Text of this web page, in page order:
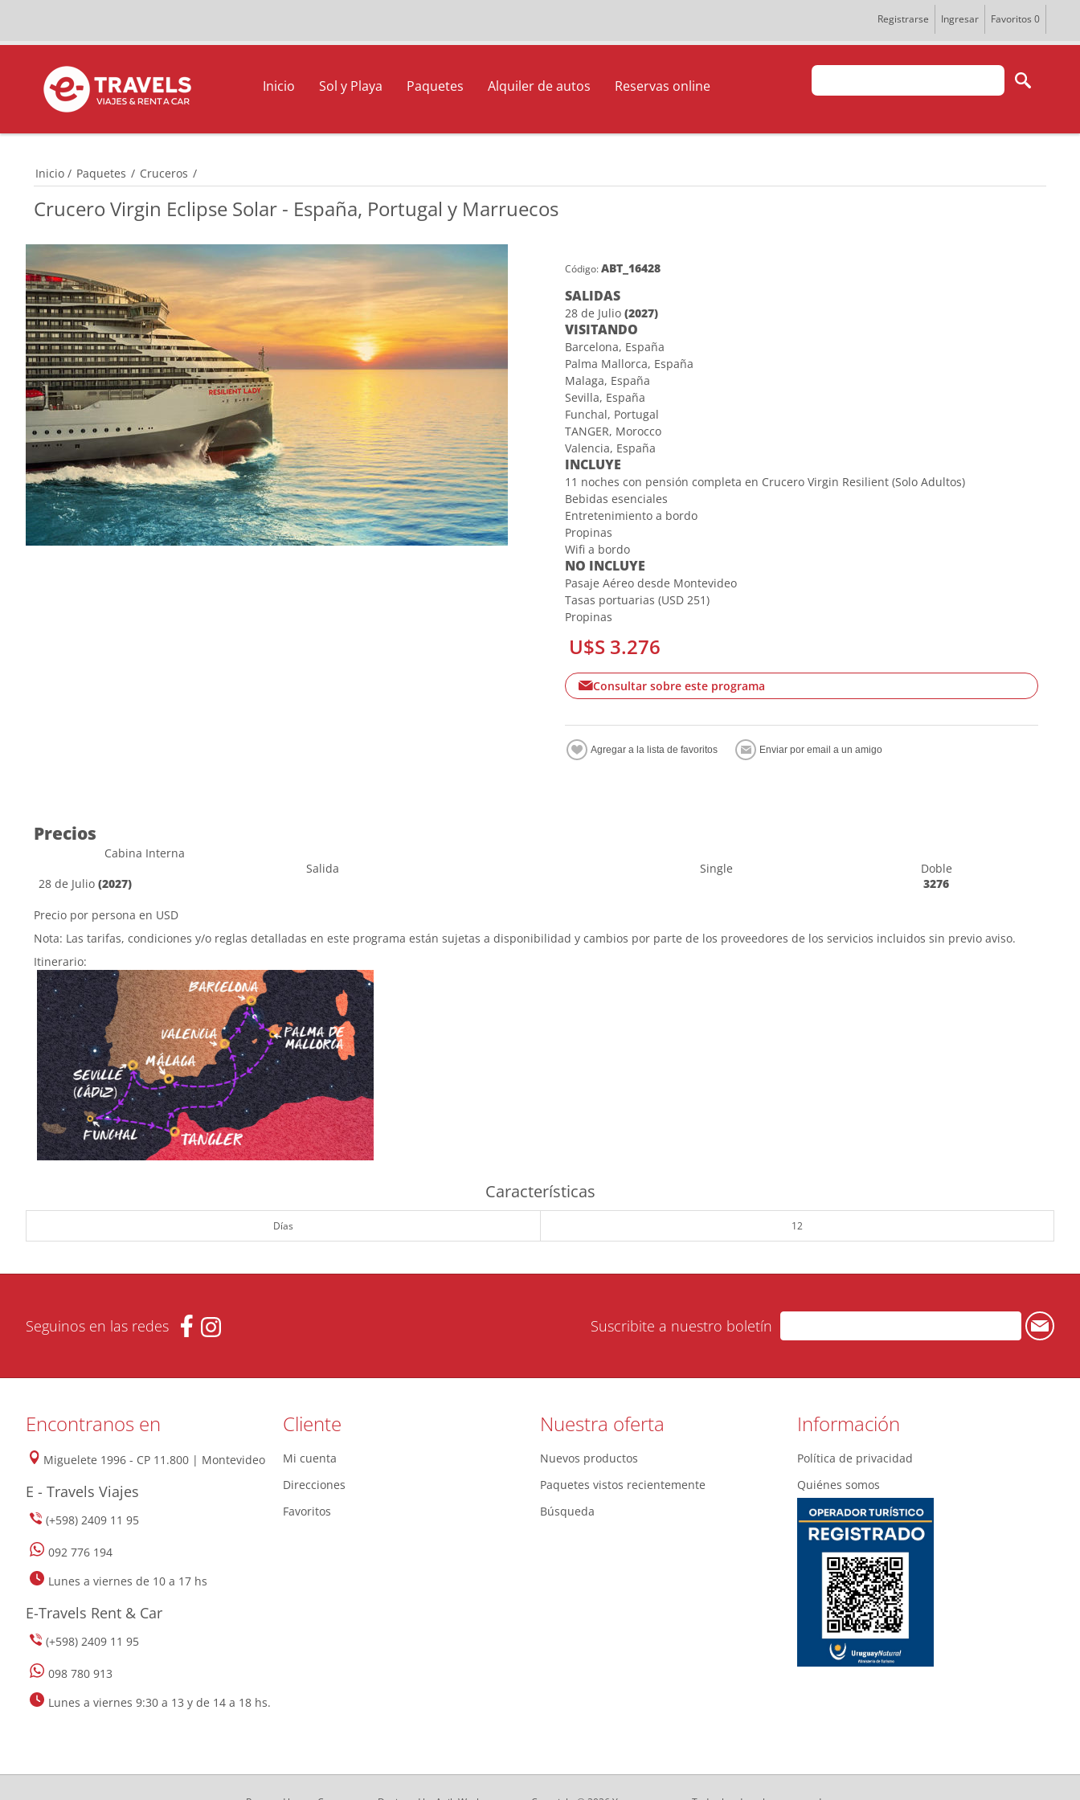
Registrarse Ingresar Favoritos 0
Inicio Sol y Playa Paquetes Alquiler de autos Reservas online
Inicio / Paquetes / Cruceros /
Crucero Virgin Eclipse Solar - España, Portugal y Marruecos
Código:ABT_16428
SALIDAS
28 de Julio(2027)
VISITANDO
Barcelona, España
Palma Mallorca, España
Malaga, España
Sevilla, España
Funchal, Portugal
TANGER, Morocco
Valencia, España
INCLUYE
11 noches con pensión completa en Crucero Virgin Resilient (Solo Adultos)
Bebidas esenciales
Entretenimiento a bordo
Propinas
Wifi a bordo
NO INCLUYE
Pasaje Aéreo desde Montevideo
Tasas portuarias (USD 251)
Propinas
U$S 3.276
Consultar sobre este programa
Precios
Cabina Interna
Salida
Single
Doble
28 de Julio (2027) 3276
Precio por persona en USD
Nota: Las tarifas, condiciones y/o reglas detalladas en este programa están sujetas a disponibilidad y cambios por parte de los proveedores de los servicios incluidos sin previo aviso.
Itinerario:
Características
Días 12
Seguinos en las redes Suscribite a nuestro boletín
Encontranos en
Miguelete 1996 - CP 11.800 | Montevideo
E - Travels Viajes
(+598) 2409 11 95
092 776 194
Lunes a viernes de 10 a 17 hs
E-Travels Rent & Car
(+598) 2409 11 95
098 780 913
Lunes a viernes 9:30 a 13 y de 14 a 18 hs.
Cliente
Mi cuenta
Direcciones
Favoritos
Nuestra oferta
Nuevos productos
Paquetes vistos recientemente
Búsqueda
Información
Política de privacidad
Quiénes somos